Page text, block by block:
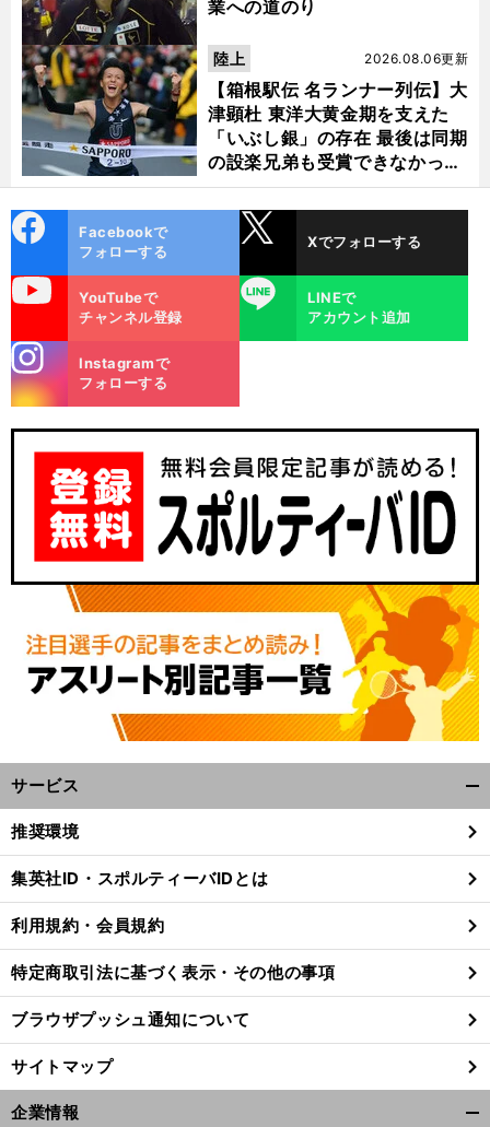
業への道のり
【箱根駅伝 名ランナー列伝】大
津顕杜 東洋大黄金期を支えた
「いぶし銀」の存在 最後は同期
の設楽兄弟も受賞できなかった
金栗杯に輝く
2026.08.06更新
陸上
ok
Facebookで
フォローする
Xでフォローする
YouTubeで
チャンネル登録
LINE
LINEで
アカウント追加
m
Instagramで
フォローする
サービス
閉
る
推奨環境
集英社ID・スポルティーバIDとは
利用規約・会員規約
特定商取引法に基づく表示・その他の事項
ブラウザプッシュ通知について
サイトマップ
企業情報